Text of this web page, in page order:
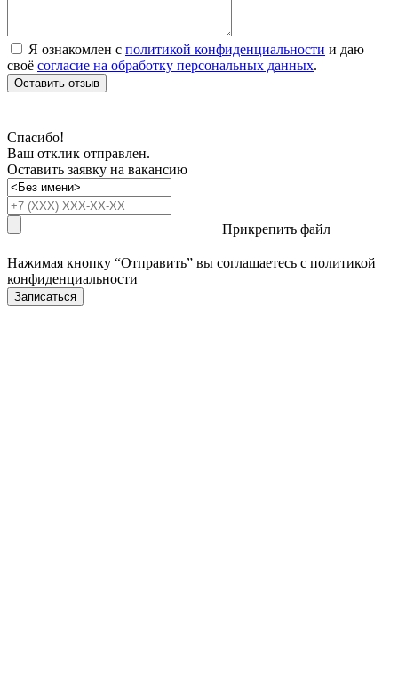
Я ознакомлен с политикой конфиденциальности и даю
своё согласие на обработку персональных данных.
Оставить отзыв
Спасибо!
Ваш отклик отправлен.
Оставить заявку на вакансию
Прикрепить файл
Нажимая кнопку “Отправить” вы соглашаетесь с политикой
конфиденциальности
Записаться